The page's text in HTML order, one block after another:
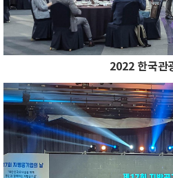
2022 한국관
Previous